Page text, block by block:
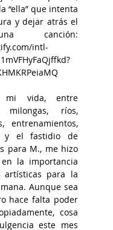
“ella” que intenta
y dejar atrás el
intl-
mi vida, entre
milongas, ríos,
entrenamientos,
y el fastidio de
para M., me hizo
la importancia
artísticas para la
Aunque sea
hace falta poder
cosa
este mes